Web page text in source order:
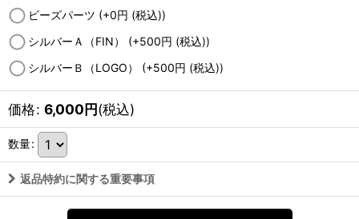
ビーズパーツ (+0円 (税込))
シルバーＡ（FIN） (+500円 (税込))
シルバーＢ（LOGO） (+500円 (税込))
価格: 6,000円(税込)
数量:
返品特約に関する重要事項